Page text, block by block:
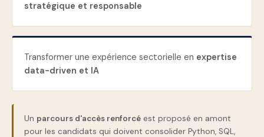
stratégique et responsable
Transformer une expérience sectorielle en expertise
data-driven et IA
Un parcours d'accès renforcé est proposé en amont
pour les candidats qui doivent consolider Python, SQL,